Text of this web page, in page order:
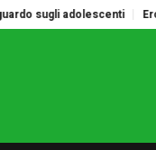
adolescenti Eros. La